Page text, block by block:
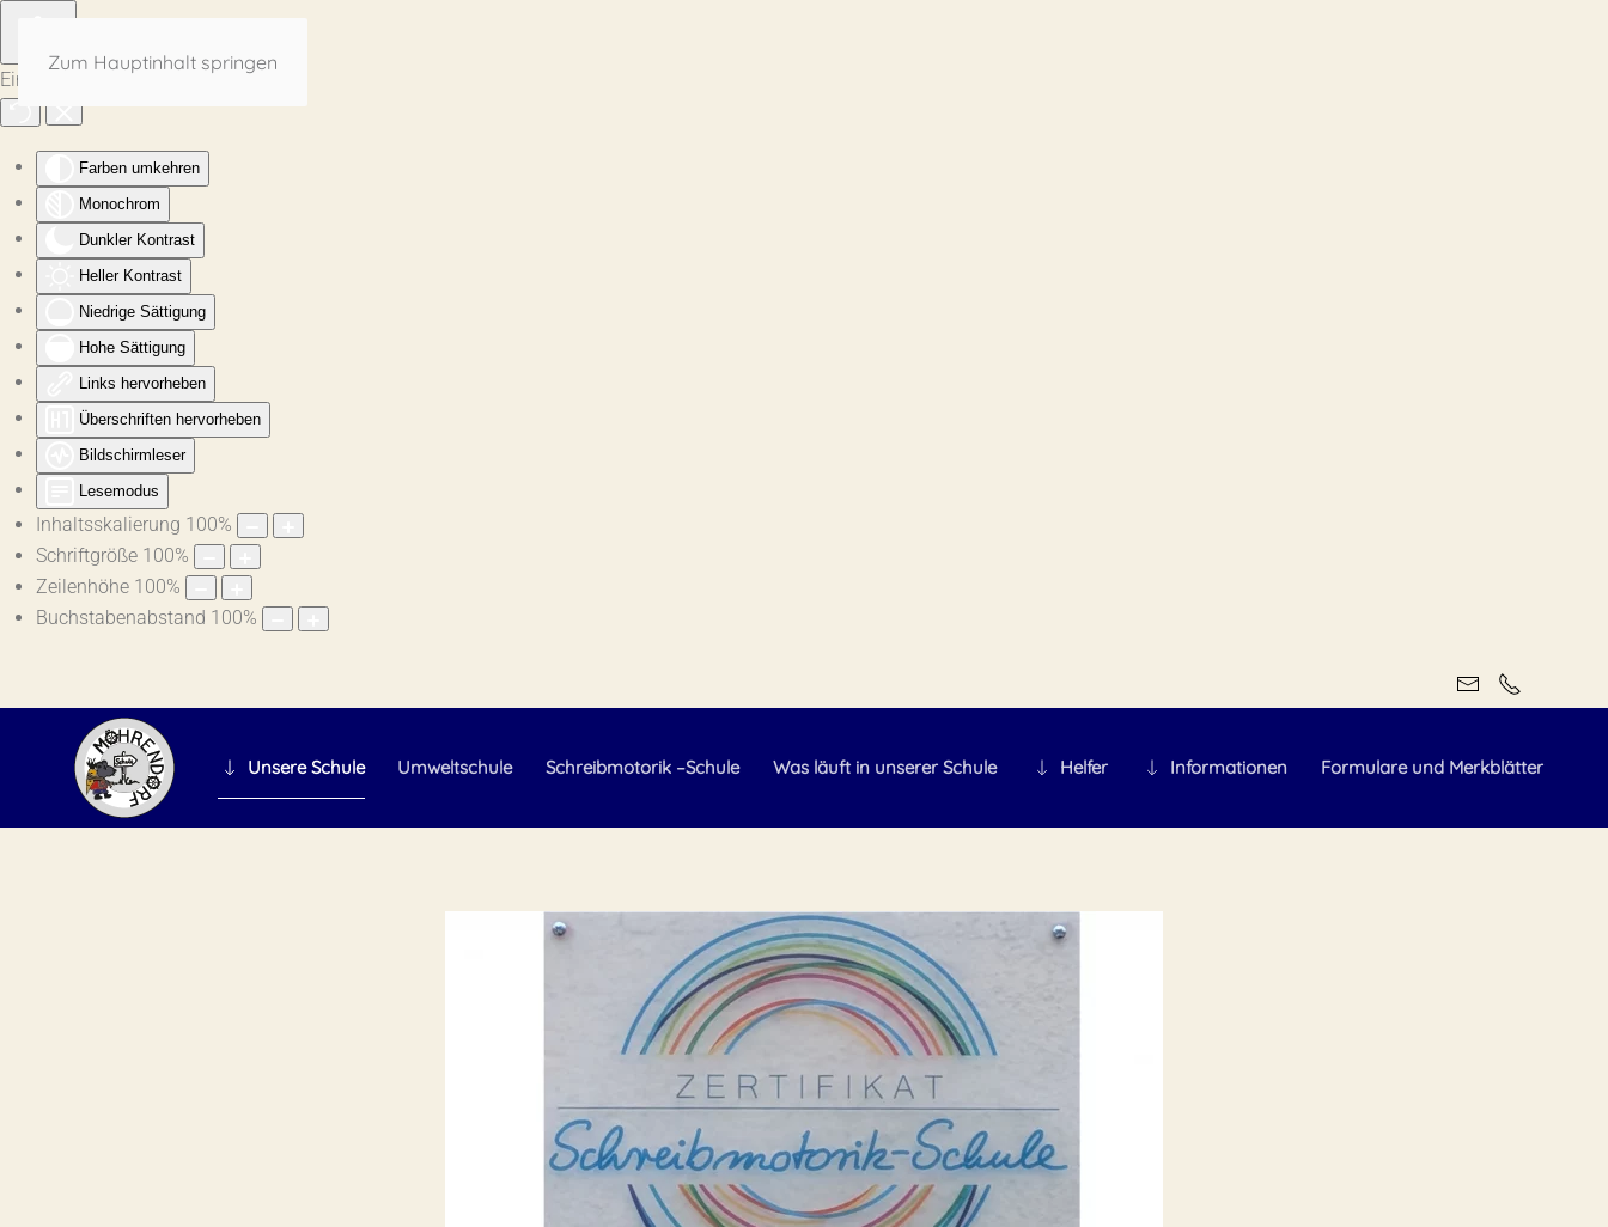
Eingabehilfen öffnen
Farben umkehren
Monochrom
Dunkler Kontrast
Heller Kontrast
Niedrige Sättigung
Hohe Sättigung
Links hervorheben
Überschriften hervorheben
Bildschirmleser
Lesemodus
Inhaltsskalierung 100%
Schriftgröße 100%
Zeilenhöhe 100%
Buchstabenabstand 100%
Zum Hauptinhalt springen
Unsere Schule Umweltschule Schreibmotorik –Schule Was läuft in unserer Schule Helfer Informationen Formulare und Merkblätter